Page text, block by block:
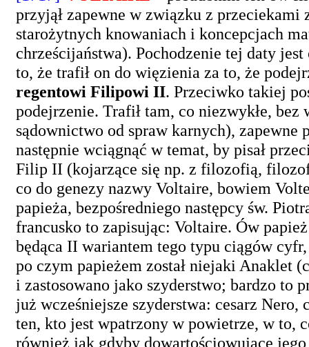
przyjął zapewne w związku z
starożytnych knowaniach i koncepcjach
chrześcijaństwa). Pochodzenie tej daty
to, że trafił on do więzienia za to, że
regentowi Filipowi II. Przeciwko takiej
podejrzenie. Trafił tam, co niezwykłe,
sądownictwo od spraw karnych), zapewne
następnie wciągnąć w temat, by pisał
Filip II (kojarzące się np. z filozofią,
co do genezy nazwy Voltaire, bowiem
papieża, bezpośredniego następcy św.
francusko to zapisując: Voltaire. Ów
będąca II wariantem tego typu ciągów
po czym papieżem został niejaki Anaklet
i zastosowano jako szyderstwo; bardzo to
już wcześniejsze szyderstwa: cesarz
ten, kto jest wpatrzony w powietrze, w to,
również jak gdyby dowartościowujące